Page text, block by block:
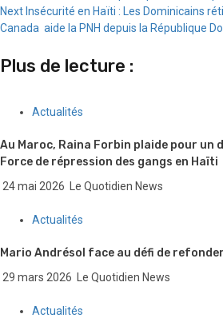
Reading
Next Insécurité en Haïti : Les Dominicains
Canada aide la PNH depuis la République
Plus de lecture :
Actualités
Au Maroc, Raina Forbin plaide pour un
Force de répression des gangs en Haïti
24 mai 2026 Le Quotidien News
Actualités
Mario Andrésol face au défi de
29 mars 2026 Le Quotidien News
Actualités